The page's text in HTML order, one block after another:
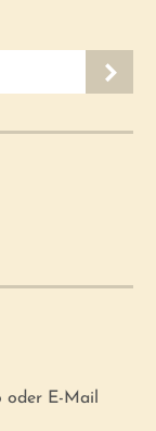
oder E-Mail